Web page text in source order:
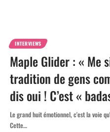
INTERVIEWS
Maple Glider : « Me
tradition de gens
dis oui ! C’est «
Le grand huit émotionnel, c'est la voie
Cette…